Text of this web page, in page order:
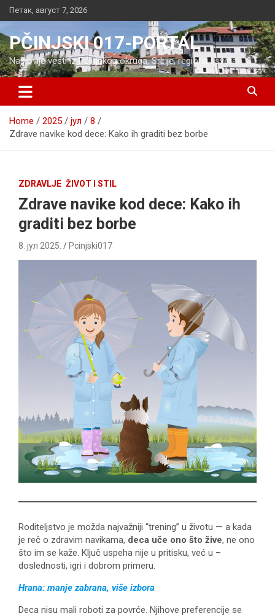
Skip
to
content
Петак, август 7, 2026
PČINJSKI 017-PORTAL
Najnovije vesti iz Pčinjskog okruga, Srbije, regiona i sveta
Home 2025 јул
8
Zdrave navike kod dece: Kako ih graditi bez borbe
ZDRAVLJE ŽIVOT I STIL
Zdrave navike kod dece: Kako ih
graditi bez borbe
8. јул 2025. Pcinjski017
Roditeljstvo je možda najvažniji “trening” u životu — a kada
je reč o zdravim navikama, deca uče ono što žive, ne ono
što im se kaže. Ključ uspeha nije u pritisku, već u –
doslednosti, igri i dobrom primeru.
Hrana: manje zabrana, više izbora
Deca nisu mali roboti za povrće. Njihove preferencije se